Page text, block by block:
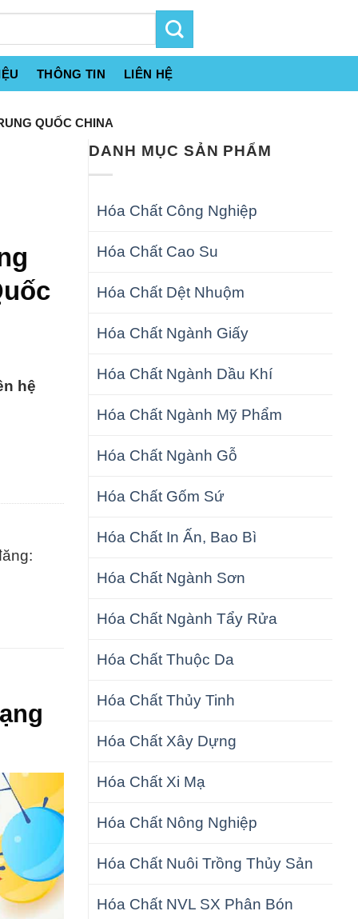
THÔNG TIN LIÊN HỆ
QUỐC CHINA
DANH MỤC SẢN PHẨM
Hóa Chất Công Nghiệp
Hóa Chất Cao Su
Hóa Chất Dệt Nhuộm
Hóa Chất Ngành Giấy
Hóa Chất Ngành Dầu Khí
Hóa Chất Ngành Mỹ Phẩm
Hóa Chất Ngành Gỗ
Hóa Chất Gốm Sứ
Hóa Chất In Ấn, Bao Bì
Hóa Chất Ngành Sơn
Hóa Chất Ngành Tẩy Rửa
Hóa Chất Thuộc Da
Hóa Chất Thủy Tinh
Hóa Chất Xây Dựng
Hóa Chất Xi Mạ
Hóa Chất Nông Nghiệp
Hóa Chất Nuôi Trồng Thủy Sản
Hóa Chất NVL SX Phân Bón
hệ